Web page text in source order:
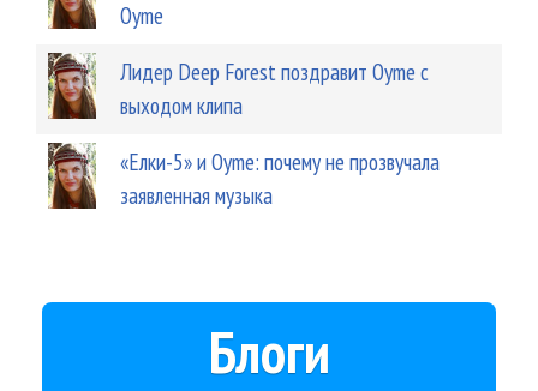
Oyme
Лидер Deep Forest поздравит Oyme c
выходом клипа
«Елки-5» и Oyme: почему не прозвучала
заявленная музыка
Блоги